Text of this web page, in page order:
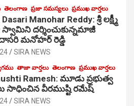
తెలంగాణ ప్రజా సమస్యలు ప్రముఖ వార్తలు
Manohar Reddy: శ్రీ లక్ష్మీ
దర్శించుకున్నమాజీ
మనోహర్ రెడ్డి
SIRA NEWS
తాజా వార్తలు తెలంగాణ ప్రముఖ వార్తలు
Ramesh: మూడు ప్రభుత్వ
సాధించిన వీరముష్టి రమేష్
SIRA NEWS